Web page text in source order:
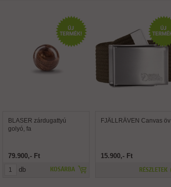
BLASER zárdugattyú
golyó, fa
79.900,- Ft
KOSÁRBA
db
FJÄLLRÄVEN Canvas öv
15.900,- Ft
RÉSZLETEK